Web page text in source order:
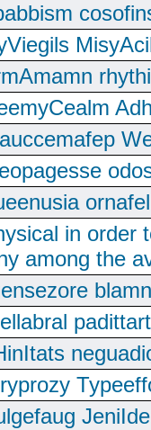
in order
among the